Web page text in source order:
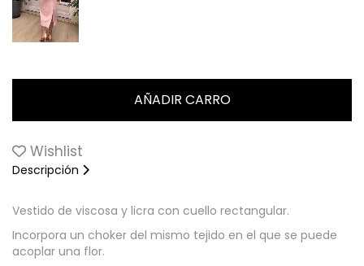
Wishlist
Descripción
Vestido de viscosa y licra con cuello rectangular.
Incorpora un choker del mismo tejido en el que se puede
acoplar una flor.